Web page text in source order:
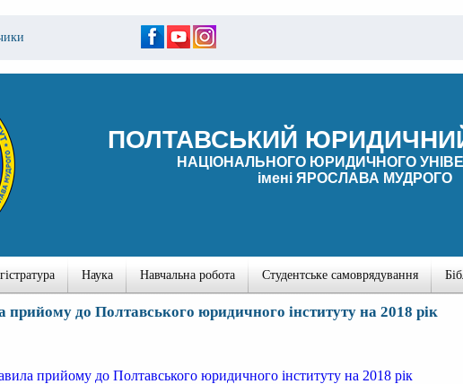
ПОЛТАВСЬКИЙ
НАЦІОНАЛЬНОГО ЮРИДИЧНОГО
імені ЯРОСЛАВА МУДРОГО
Наука Навчальна робота Студентське самоврядування
прийому до Полтавського юридичного інституту на 2018 рік
прийому до Полтавського юридичного інституту на 2018 рік